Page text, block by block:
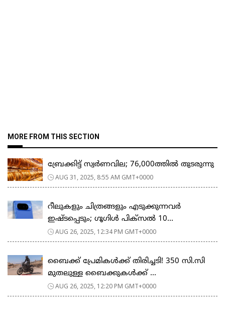
MORE FROM THIS SECTION
ബ്രേക്കിട്ട് സ്വർണവില; 76,000ത്തിൽ തുടരുന്നു
AUG 31, 2025, 8:55 AM GMT+0000
റീലുകളും ചിത്രങ്ങളും എടുക്കുന്നവർ
ഇഷ്ടപ്പെടും; ഗൂഗിള്‍ പിക്‌സല്‍ 10...
AUG 26, 2025, 12:34 PM GMT+0000
ബൈക്ക് പ്രേമികള്‍ക്ക് തിരിച്ചടി! 350 സി.സി
മുതലുള്ള ബൈക്കുകള്‍ക്ക് ...
AUG 26, 2025, 12:20 PM GMT+0000